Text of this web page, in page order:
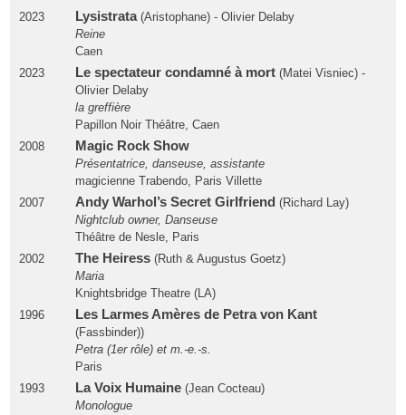
2023 Lysistrata(Aristophane) - Olivier Delaby
Reine
Caen
2023
Le spectateur condamné à mort(Matei Visniec) -
Olivier Delaby
la greffière
Papillon Noir Théâtre, Caen
2008
Magic Rock Show
Présentatrice, danseuse, assistante
magicienne Trabendo, Paris Villette
2007
Andy Warhol’s Secret Girlfriend (Richard Lay)
Nightclub owner, Danseuse
Théâtre de Nesle, Paris
2002
The Heiress(Ruth & Augustus Goetz)
Maria
Knightsbridge Theatre (LA)
1996
Les Larmes Amères de Petra von Kant
(Fassbinder))
Petra (1er rôle) et m.-e.-s.
Paris
1993
La Voix Humaine(Jean Cocteau)
Monologue